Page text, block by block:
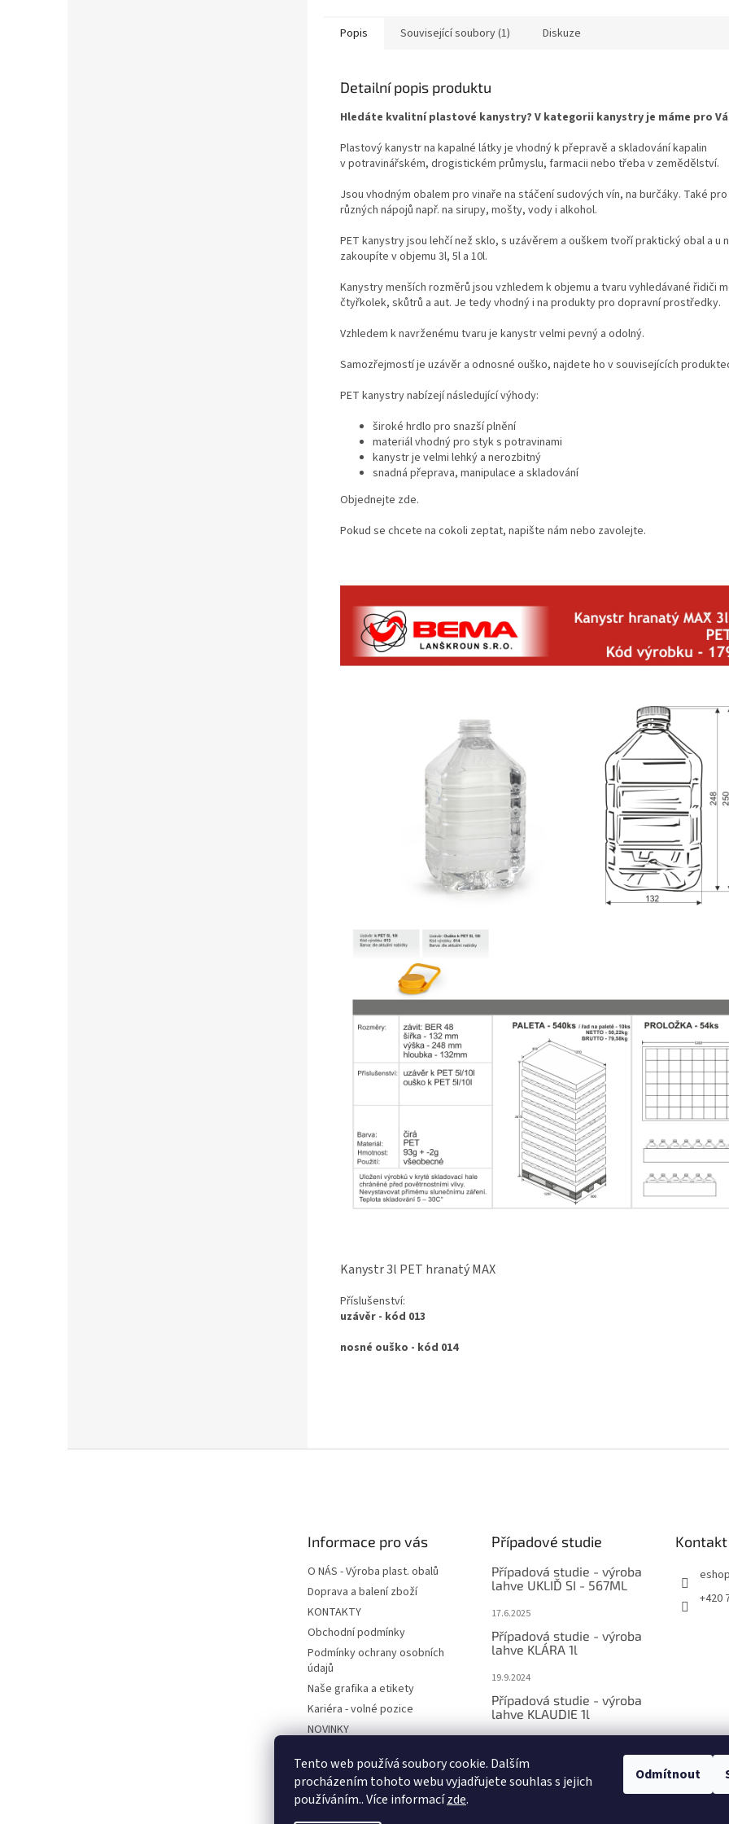
Tento web používá soubory cookie. Dalším
procházením tohoto webu vyjadřujete souhlas s jejich
používáním.. Více informacízde.
Odmítnout
Popis Související soubory (1) Diskuze
Detailní popis produktu
Hledáte kvalitní plastové kanystry? V kategorii kanystry je máme pro
Plastový kanystr na kapalné látky je vhodný k přepravě a skladování kapalin
v potravinářském, drogistickém průmyslu, farmacii nebo třeba v zemědělství.
Jsou vhodným obalem pro vinaře na stáčení sudových vín, na burčáky. Také
různých nápojů např. na sirupy, mošty, vody i alkohol.
PET kanystry jsou lehčí než sklo, s uzávěrem a ouškem tvoří praktický obal a u
zakoupíte v objemu 3l, 5l a 10l.
Kanystry menších rozměrů jsou vzhledem k objemu a tvaru vyhledávané řidiči
čtyřkolek, skůtrů a aut. Je tedy vhodný i na produkty pro dopravní prostředky.
Vzhledem k navrženému tvaru je kanystr velmi pevný a odolný.
Samozřejmostí je uzávěr a odnosné ouško, najdete ho v souvisejících
PET kanystry nabízejí následující výhody:
široké hrdlo pro snazší plnění
materiál vhodný pro styk s potravinami
kanystr je velmi lehký a nerozbitný
snadná přeprava, manipulace a skladování
Objednejte zde.
Pokud se chcete na cokoli zeptat, napište nám nebo zavolejte.
Kanystr 3l PET hranatý MAX
Příslušenství:
uzávěr - kód 013
nosné ouško - kód 014
Informace pro vás
O NÁS - Výroba plast. obalů
Doprava a balení zboží
KONTAKTY
Obchodní podmínky
Podmínky ochrany osobních
údajů
Naše grafika a etikety
Kariéra - volné pozice
NOVINKY
BEMA PODPORUJE
Případové studie
Případová studie - výroba
lahve UKLIĎ SI - 567ML
17.6.2025
Případová studie - výroba
lahve KLÁRA 1l
19.9.2024
Případová studie - výroba
lahve KLAUDIE 1l
Kontakt
+420